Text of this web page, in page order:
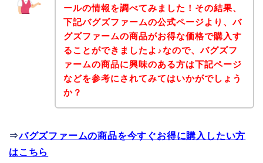
ールの情報を調べてみました！その結果、
下記バグズファームの公式ページより、バ
グズファームの商品がお得な価格で購入す
ることができましたよ♪なので、バグズフ
ァームの商品に興味のある方は下記ページ
などを参考にされてみてはいかがでしょう
か？
⇒バグズファームの商品を今すぐお得に購入したい方
はこちら